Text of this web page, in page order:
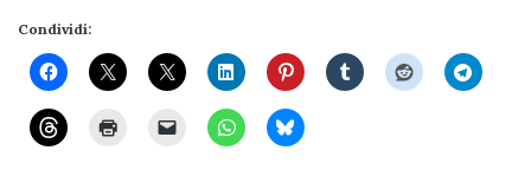
Condividi: